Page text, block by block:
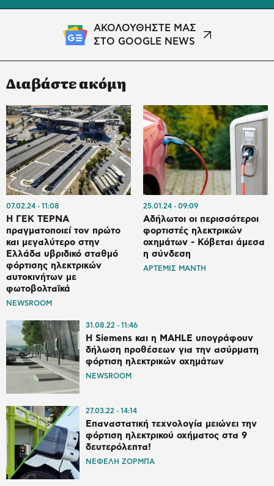
ΑΚΟΛΟΥΘΗΣΤΕ ΜΑΣ
ΣΤΟ GOOGLE NEWS
Διαβάστε ακόμη
07.02.24 11:08
Η ΓΕΚ ΤΕΡΝΑ
πραγματοποιεί τον πρώτο
και μεγαλύτερο στην
Ελλάδα υβριδικό σταθμό
φόρτισης ηλεκτρικών
αυτοκινήτων με
φωτοβολταϊκά
NEWSROOM
25.01.24 09:09
Αδήλωτοι οι περισσότεροι
φορτιστές ηλεκτρικών
οχημάτων - Κόβεται άμεσα
η σύνδεση
ΑΡΤΕΜΙΣ ΜΑΝΤΗ
31.08.22 11:46
Η Siemens και η MAHLE υπογράφουν
δήλωση προθέσεων για την ασύρματη
φόρτιση ηλεκτρικών οχημάτων
NEWSROOM
27.03.22 14:14
Επαναστατική τεχνολογία μειώνει την
φόρτιση ηλεκτρικού οχήματος στα 9
δευτερόλεπτα!
ΝΕΦΕΛΗ ΖΟΡΜΠΑ